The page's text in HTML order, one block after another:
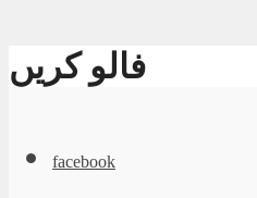
فالو کریں
facebook